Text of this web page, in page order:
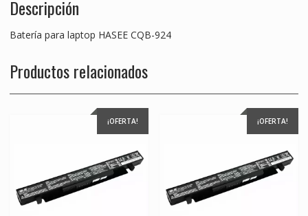
Descripción
Batería para laptop HASEE CQB-924
Productos relacionados
¡OFERTA! ¡OFERTA!